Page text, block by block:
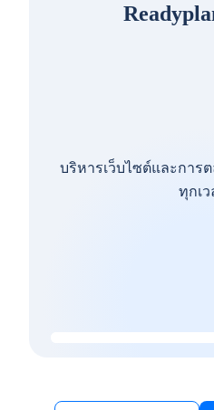
บริหารเว็บไซต์และการ
ทุกเว